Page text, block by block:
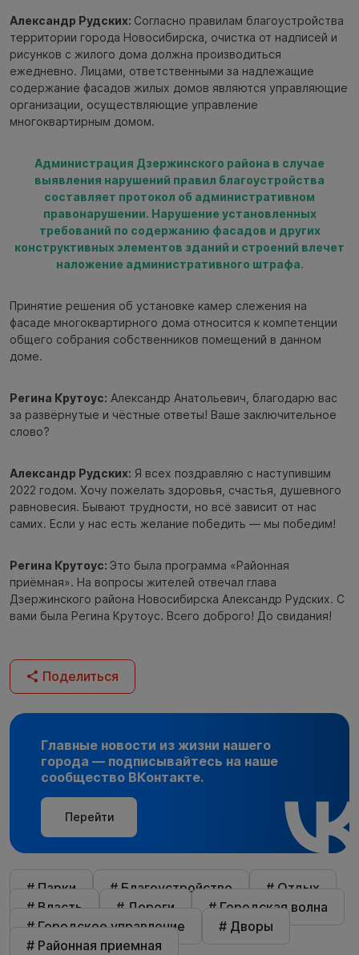
Александр Рудских: Согласно правилам благоустройства
территории города Новосибирска, очистка от надписей и
рисунков с жилого дома должна производиться
ежедневно. Лицами, ответственными за надлежащие
содержание фасадов жилых домов являются управляющие
организации, осуществляющие управление
многоквартирным домом.
Администрация Дзержинского района в случае
выявления нарушений правил благоустройства
составляет протокол об административном
правонарушении. Нарушение установленных
требований по содержанию фасадов и других
конструктивных элементов зданий и строений влечет
наложение административного штрафа.
Принятие решения об установке камер слежения на
фасаде многоквартирного дома относится к компетенции
общего собрания собственников помещений в данном
доме.
Регина Крутоус: Александр Анатольевич, благодарю вас
за развёрнутые и чёстные ответы! Ваше заключительное
слово?
Александр Рудских: Я всех поздравляю с наступившим
2022 годом. Хочу пожелать здоровья, счастья, душевного
равновесия. Бывают трудности, но всё зависит от нас
самих. Если у нас есть желание победить — мы победим!
Регина Крутоус: Это была программа «Районная
приёмная». На вопросы жителей отвечал глава
Дзержинского района Новосибирска Александр Рудских. С
вами была Регина Крутоус. Всего доброго! До свидания!
Поделиться
Главные новости из жизни нашего
города — подписывайтесь на наше
сообщество ВКонтакте.
Перейти
# Парки # Благоустройство
# Отдых
# Власть
# Дороги
# Городская волна
# Городское управление
# Дворы
# Районная приемная